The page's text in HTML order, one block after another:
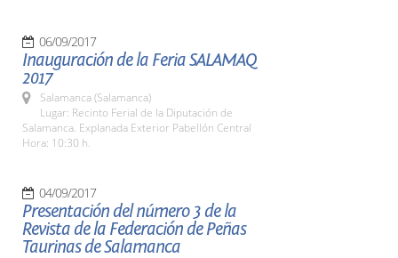
06/09/2017
Inauguración de la Feria SALAMAQ
2017
Salamanca (Salamanca)
Lugar: Recinto Ferial de la Diputación de
Salamanca. Explanada Exterior Pabellón Central
Hora: 10:30 h.
04/09/2017
Presentación del número 3 de la
Revista de la Federación de Peñas
Taurinas de Salamanca